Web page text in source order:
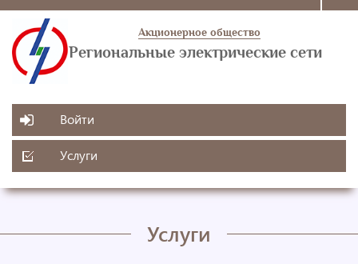
Акционерное общество
Региональные электрические сети
Войти
Услуги
Услуги